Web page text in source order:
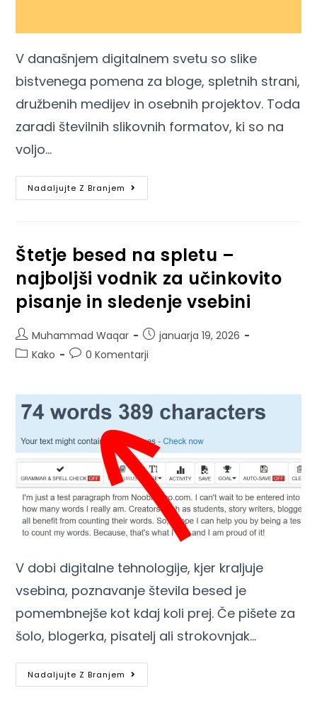
V današnjem digitalnem svetu so slike
bistvenega pomena za bloge, spletnih strani,
družbenih medijev in osebnih projektov. Toda
zaradi številnih slikovnih formatov, ki so na
voljo…
Nadaljujte Z Branjem
Štetje besed na spletu –
najboljši vodnik za učinkovito
pisanje in sledenje vsebini
Muhammad Waqar
januarja 19, 2026
Kako
0 Komentarji
V dobi digitalne tehnologije, kjer kraljuje
vsebina, poznavanje števila besed je
pomembnejše kot kdaj koli prej. Če pišete za
šolo, blogerka, pisatelj ali strokovnjak…
Nadaljujte Z Branjem